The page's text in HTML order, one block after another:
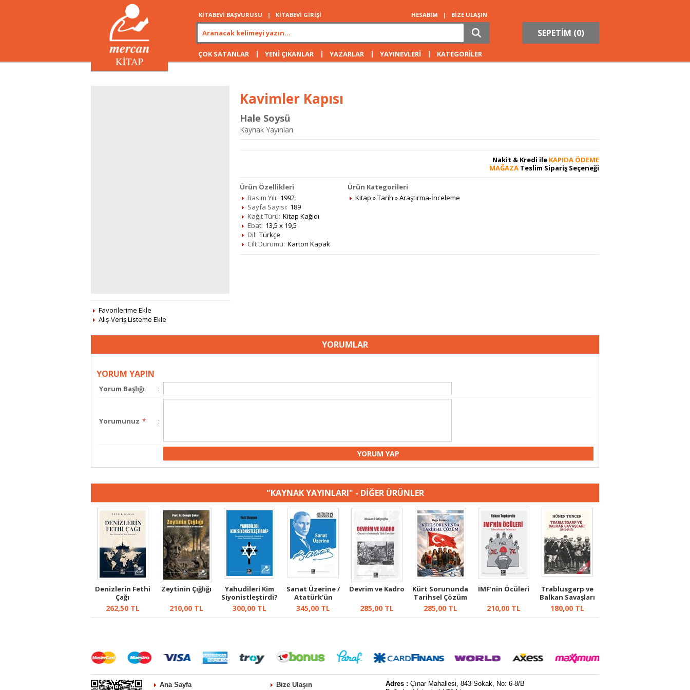
KİTABEVİ BAŞVURUSU | KİTABEVİ GİRİŞİ HESABIM | BİZE ULAŞIN
SEPETİM (0)
ÇOK SATANLAR | YENİ ÇIKANLAR | YAZARLAR | YAYINEVLERİ | KATEGORİLER
Favorilerime Ekle
Alış-Veriş Listeme Ekle
Kavimler Kapısı
Hale Soysü
Kaynak Yayınları
Nakit & Kredi ile KAPIDA ÖDEME
MAĞAZA Teslim Sipariş Seçeneği
Ürün Özellikleri
Basım Yılı: 1992
Sayfa Sayısı: 189
Kağıt Türü: Kitap Kağıdı
Ebat: 13,5 x 19,5
Dil: Türkçe
Cilt Durumu: Karton Kapak
Ürün Kategorileri
Kitap »Tarih »Araştırma-İnceleme
YORUMLAR
YORUM YAPIN
Yorum Başlığı :
Yorumunuz * :
"KAYNAK YAYINLARI" - DİĞER ÜRÜNLER
Denizlerin Fethi
Çağı
262,50TL
Zeytinin Çığlığı
210,00TL
Yahudileri Kim
Siyonistleştirdi?
300,00 TL
Sanat Üzerine /
Atatürk'ün
Kaleminden 12
345,00 TL
Devrim ve Kadro
285,00TL
Kürt Sorununda
Tarihsel Çözüm
285,00TL
IMF'nin Öcüleri
210,00 TL
Trablusgarp ve
Balkan Savaşları
(1911-19...
180,00 TL
Ana Sayfa Bize Ulaşın Adres :Çınar Mahallesi, 843 Sokak, No: 6-8/B